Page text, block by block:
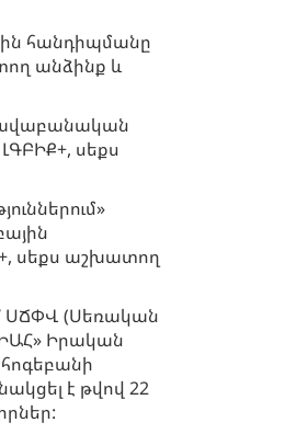
հանդիպմանը
անձինք և
սեքս
սեքս աշխատող
ՍՃՓՎ (Սեռական
Իրական
է թվով 22